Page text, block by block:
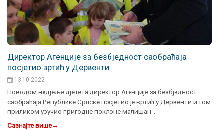
Директор Агенције за безбједност саобраћаја
посјетио вртић у Дервенти
13.10.2022.
Поводом недјеље дјетета директор Агенције за безбједност
саобраћаја Републике Српске посјетио је вртић у Дервенти и том
приликом уручио пригодне поклоне малишан…
Сазнајте више→